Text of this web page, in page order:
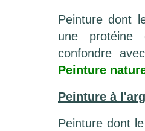
Peinture dont
une
confondre
Peinture
Peinture à
Peinture dont